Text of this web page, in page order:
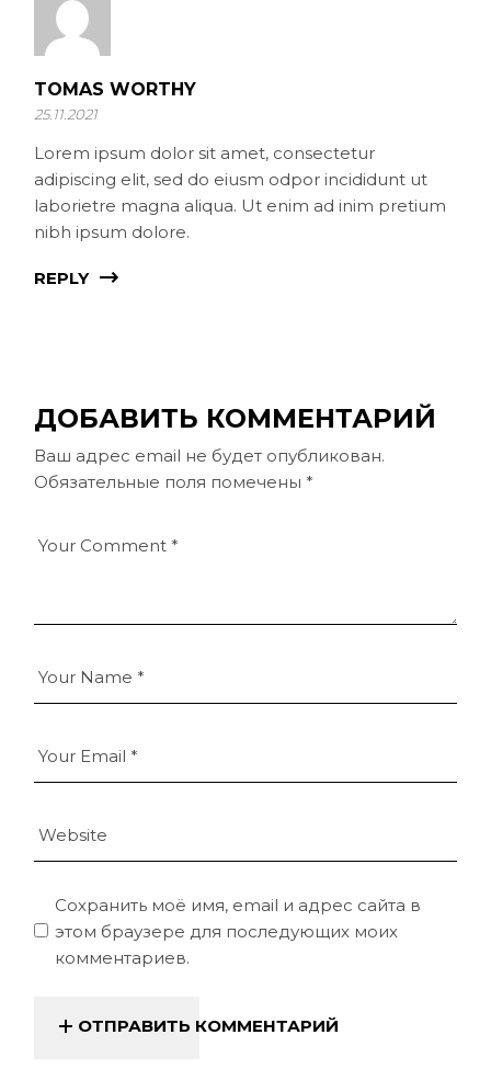
TOMAS WORTHY
25.11.2021
Lorem ipsum dolor sit amet, consectetur
adipiscing elit, sed do eiusm odpor incididunt ut
laborietre magna aliqua. Ut enim ad inim pretium
nibh ipsum dolore.
REPLY
ДОБАВИТЬ КОММЕНТАРИЙ
Ваш адрес email не будет опубликован.
Обязательные поля помечены *
Сохранить моё имя, email и адрес сайта в
этом браузере для последующих моих
комментариев.
ОТПРАВИТЬ КОММЕНТАРИЙ